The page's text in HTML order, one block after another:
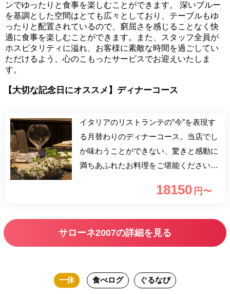
ンでゆったりと食事を楽しむことができます。 深いブルー
を基調とした空間はとても広々としており、テーブルもゆ
ったりと配置されているので、窮屈さを感じることなく快
適に食事を楽しむことができます。また、スタッフ全員が
ホスピタリティに溢れ、お客様に素敵な時間を過ごしてい
ただけるよう、心のこもったサービスでお迎えいたしま
す。
【大切な記念日にオススメ】ディナーコース
イタリアのリストランテの”今”を表現す
る月替わりのディナーコース。当店でし
か味わうことができない、驚きと感動に
満ちあふれたお料理をご堪能ください
18150 円〜
サローネ2007の詳細を見る
一休 食べログ ぐるなび